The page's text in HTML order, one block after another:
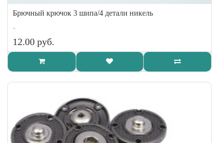
Брючный крючок 3 шипа/4 детали никель
..
12.00 руб.